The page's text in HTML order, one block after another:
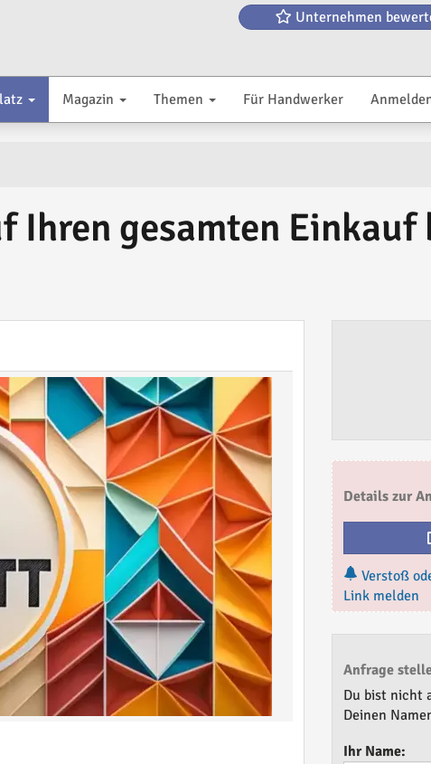
Unternehmen
Magazin Themen Für Handwerker
Ihren gesamten Einkauf
Details zur
Verstoß
Link melden
Anfrage
Du bist nicht
Deinen
Ihr Name: